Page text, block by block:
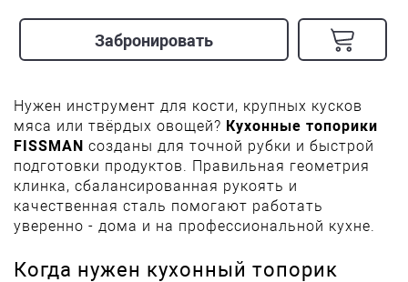
Забронировать
Нужен инструмент для кости, крупных кусков
мяса или твёрдых овощей? Кухонные топорики
FISSMAN созданы для точной рубки и быстрой
подготовки продуктов. Правильная геометрия
клинка, сбалансированная рукоять и
качественная сталь помогают работать
уверенно - дома и на профессиональной кухне.
Когда нужен кухонный топорик